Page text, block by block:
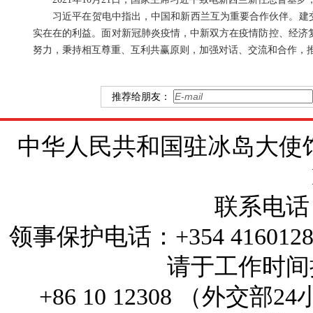
习近平在贺电中指出，中国和新西兰互为重要合作伙伴。建
实在在的利益。面对新冠肺炎疫情，中新双方在疫情防控、经
努力，秉持相互尊重、互利共赢原则，加强对话、交流和合作
推荐给朋友：
中华人民共和国驻冰岛大使
联系电话
领事保护电话：+354
请于工作时间
+86 10 12308 （外交部